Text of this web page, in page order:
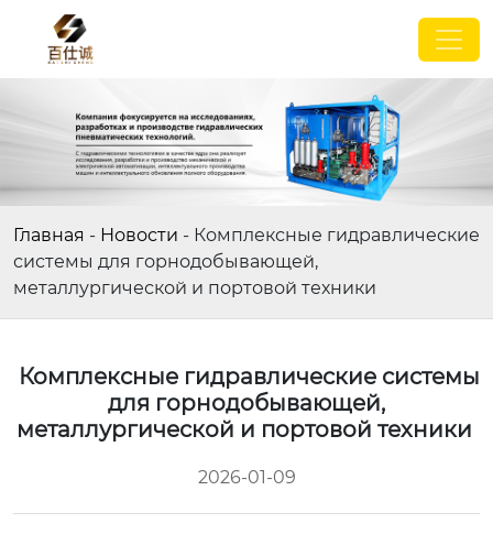
Главная - Новости - Комплексные гидравлические
системы для горнодобывающей,
металлургической и портовой техники
Комплексные гидравлические системы
для горнодобывающей,
металлургической и портовой техники
2026-01-09